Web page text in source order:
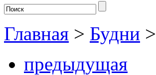
Главная > Будни >
предыдущая